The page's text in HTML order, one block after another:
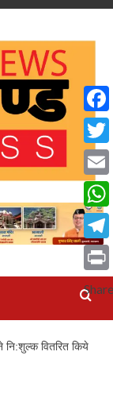
वितरित किये
Email
Print
Share